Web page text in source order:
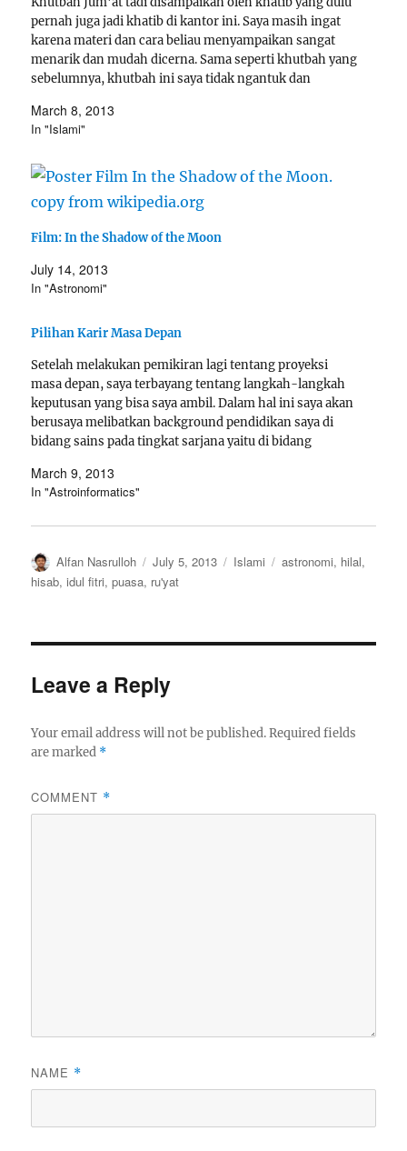
pernah juga jadi khatib di kantor ini. Saya masih ingat
karena materi dan cara beliau menyampaikan sangat
menarik dan mudah dicerna. Sama seperti khutbah yang
sebelumnya, khutbah ini saya tidak ngantuk dan
materi yang masih…
March 8, 2013
In "Islami"
Film: In the Shadow of the Moon
July 14, 2013
In "Astronomi"
Pilihan Karir Masa Depan
Setelah melakukan pemikiran lagi tentang proyeksi
masa depan, saya terbayang tentang langkah-langkah
keputusan yang bisa saya ambil. Dalam hal ini saya akan
berusaya melibatkan background pendidikan saya di
bidang sains pada tingkat sarjana yaitu di bidang
Teknologi Informasi. Ada celah yang ingin saya isi,…
March 9, 2013
In "Astroinformatics"
Author
Alfan Nasrulloh
Posted
on
July 5, 2013 Categories
Islami Tags
astronomi, hilal,
hisab,idul fitri,puasa, ru'yat
Leave a Reply
Your email address will not be published. Required fields
are marked *
COMMENT *
NAME *